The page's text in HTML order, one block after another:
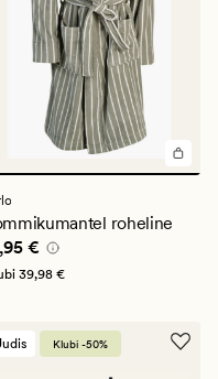
roheline
79,95 €
€
39,98 €
Klubi -50%